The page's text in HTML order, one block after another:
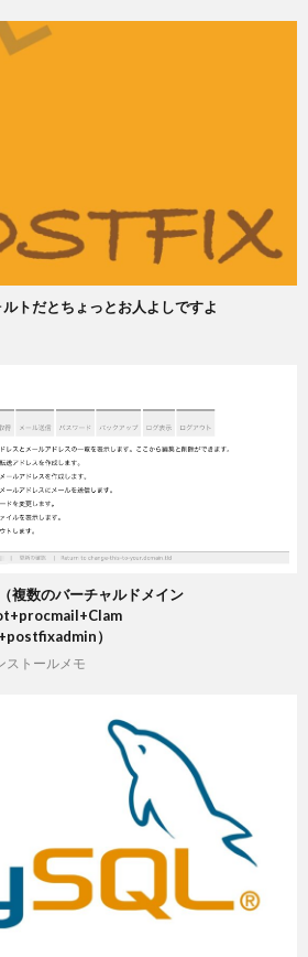
トだとちょっとお人よしですよ
複数のバーチャルドメイン
）
ストールメモ